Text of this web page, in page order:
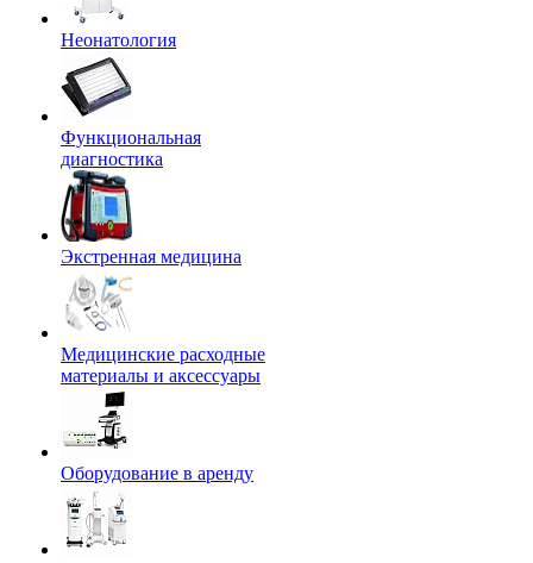
Неонатология
Функциональная
диагностика
Экстренная медицина
Медицинские расходные
материалы и аксессуары
Оборудование в аренду